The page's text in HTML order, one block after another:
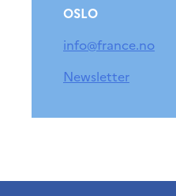
OSLO
info@france.no
Newsletter